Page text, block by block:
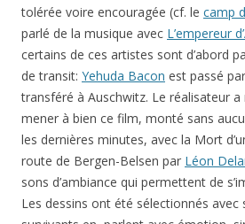
tolérée voire encouragée (cf. le camp
parlé de la musique avec L’empereur
certains de ces artistes sont d’abord
de transit: Yehuda Bacon est passé par
transféré à Auschwitz. Le réalisateur
mener à bien ce film, monté sans
les dernières minutes, avec la Mort
route de Bergen-Belsen par Léon
sons d’ambiance qui permettent de
Les dessins ont été sélectionnés avec